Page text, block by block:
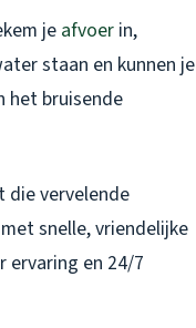
je afvoer in,
staan en kunnen je
het bruisende
die vervelende
snelle, vriendelijke
ervaring en 24/7